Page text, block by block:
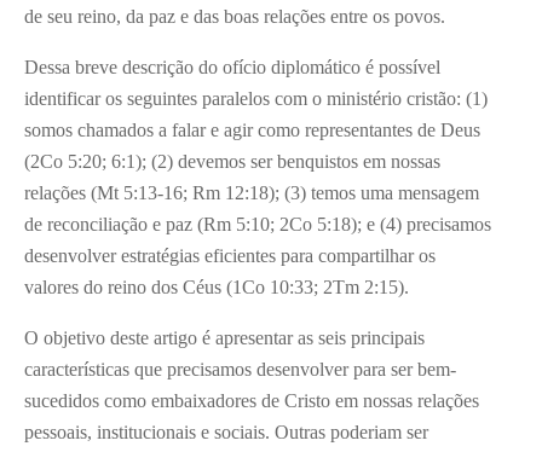
de seu reino, da paz e das boas relações entre os povos.
Dessa breve descrição do ofício diplomático é possível
identificar os seguintes paralelos com o ministério cristão: (1)
somos chamados a falar e agir como representantes de Deus
(2Co 5:20; 6:1); (2) devemos ser benquistos em nossas
relações (Mt 5:13-16; Rm 12:18); (3) temos uma mensagem
de reconciliação e paz (Rm 5:10; 2Co 5:18); e (4) precisamos
desenvolver estratégias eficientes para compartilhar os
valores do reino dos Céus (1Co 10:33; 2Tm 2:15).
O objetivo deste artigo é apresentar as seis principais
características que precisamos desenvolver para ser bem-
sucedidos como embaixadores de Cristo em nossas relações
pessoais, institucionais e sociais. Outras poderiam ser